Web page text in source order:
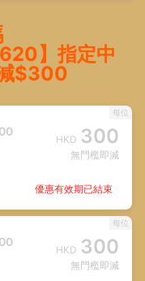
】指定中
$300
HKD 300
無門檻即減
每位
優惠有效期已結束
HKD 300
無門檻即減
每位